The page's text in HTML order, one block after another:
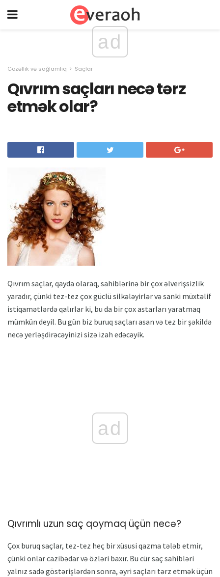
ad
Gözəllik və sağlamlıq Saçlar
Qıvrım saçları necə tərz
etmək olar?
Qıvrım saçlar, qayda olaraq, sahiblərinə bir çox əlverişsizlik
yaradır, çünki tez-tez çox güclü silkələyirlər və sanki müxtəlif
istiqamətlərdə qalırlar ki, bu da bir çox astarları yaratmaq
mümkün deyil. Bu gün biz buruq saçları asan və tez bir şəkildə
necə yerləşdirəcəyinizi sizə izah edəcəyik.
ad
Qıvrımlı uzun saç qoymaq üçün necə?
Çox buruq saçlar, tez-tez heç bir xüsusi qazma tələb etmir,
çünki onlar cazibədar və özləri baxır. Bu cür saç sahibləri
yalnız sadə göstərişlərdən sonra, əyri saçları tərz etmək üçün